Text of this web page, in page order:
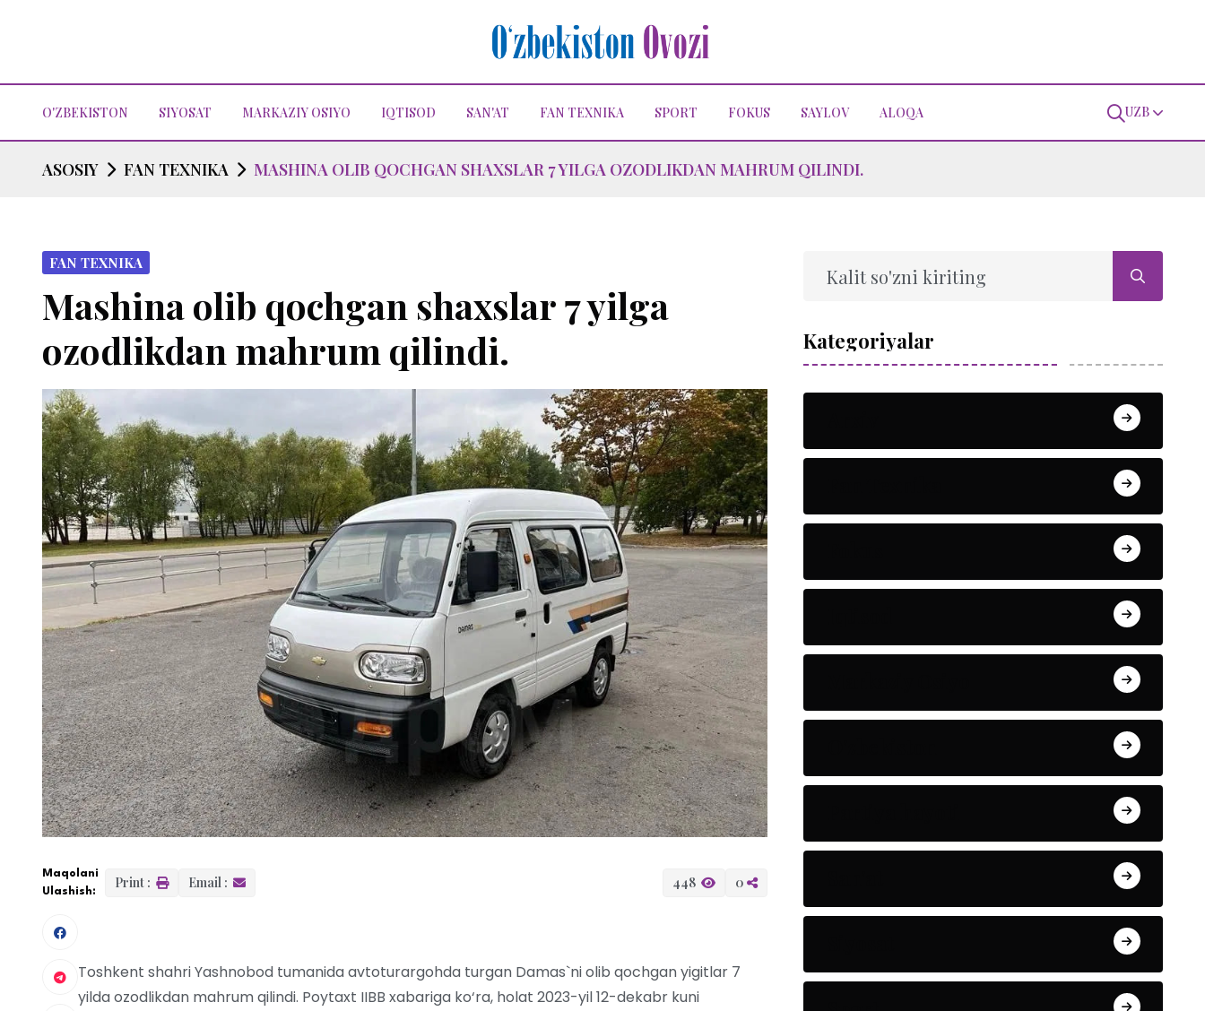
O'ZBEKISTON SIYOSAT MARKAZIY OSIYO IQTISOD SAN'AT FAN TEXNIKA SPORT FOKUS SAYLOV ALOQA UZB
ASOSIY FAN TEXNIKA MASHINA OLIB QOCHGAN SHAXSLAR 7 YILGA OZODLIKDAN MAHRUM QILINDI.
FAN TEXNIKA
Mashina olib qochgan shaxslar 7 yilga
ozodlikdan mahrum qilindi.
Maqolani
Ulashish:
Print : Email : 448 0
Toshkent shahri Yashnobod tumanida avtoturargohda turgan Damas`ni olib qochgan yigitlar 7
yilda ozodlikdan mahrum qilindi. Poytaxt IIBB xabariga ko‘ra, holat 2023-yil 12-dekabr kuni
Kategoriyalar